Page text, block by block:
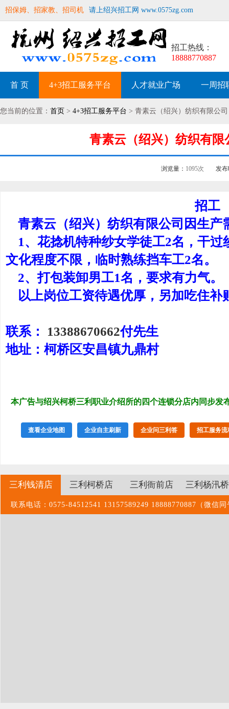
招保姆、招家教、招司机 请上绍兴招工网 www.0575zg.com
招工热线：
18888770887
首 页 4+3招工服务平台 人才就业广场 一周招
您当前的位置： 首页 > 4+3招工服务平台 > 青素云（绍兴）纺织有限公
青素云（绍兴）纺织有
浏览量： 1095次 发
招工
青素云（绍兴）纺织有限公司因生产
1、花捻机特种纱女学徒工2名，干过
文化程度不限，临时熟练挡车工2名。
2、打包装卸男工1名，要求有力气。
以上岗位工资待遇优厚，另加吃住补
联系： 13388670662付先生
地址：柯桥区安昌镇九鼎村
本广告与绍兴柯桥三利职业介绍所的四个连锁分店内同步发
查看企业地图 企业自主刷新 企业问三利答 招工服务流
三利钱清店 三利柯桥店 三利衙前店 三利杨汛
联系电话：0575-84512541 13157589249 18888770887（微信